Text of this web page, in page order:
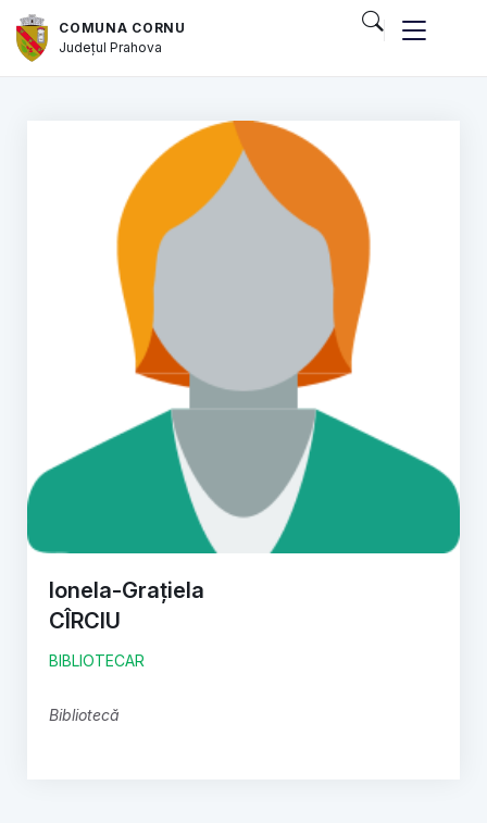
COMUNA CORNU
JudețulPrahova
Ionela-Grațiela
CÎRCIU
BIBLIOTECAR
Bibliotecă